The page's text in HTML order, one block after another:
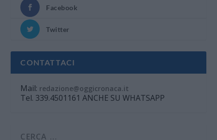
Facebook
Twitter
CONTATTACI
Mail: redazione@oggicronaca.it
Tel. 339.4501161 ANCHE SU WHATSAPP